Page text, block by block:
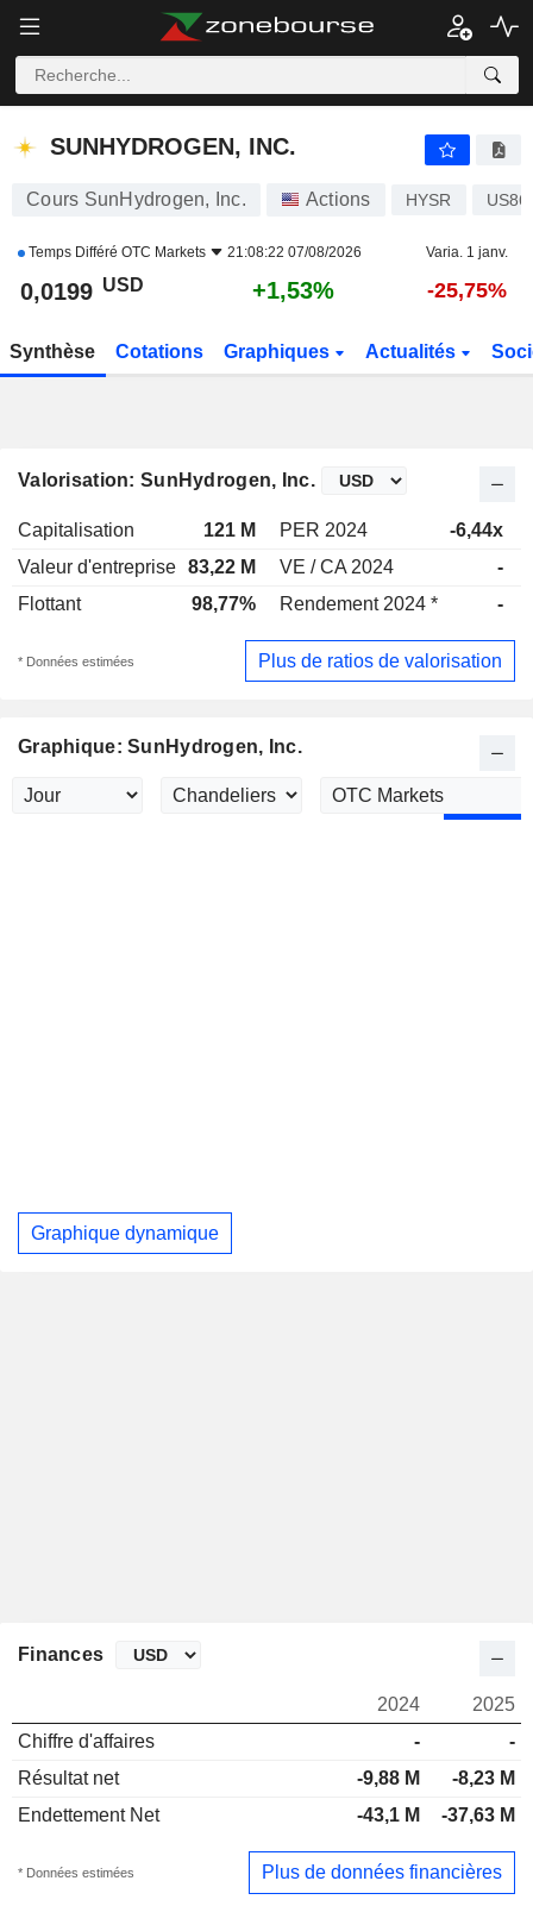
SUNHYDROGEN, INC.
SUNHYDROGEN, INC.
Cours SunHydrogen, Inc. Actions HYSR
Temps Différé OTC Markets 21:08:22 07/08/2026 Varia. 1 janv.
0,0199 USD +1,53% -25,75%
Synthèse Cotations Graphiques Actualités
Valorisation: SunHydrogen, Inc.
Capitalisation 121 M PER 2024 -6,44x
Valeur d'entreprise 83,22 M VE / CA 2024 -
Flottant
98,77% Rendement 2024 * -
* Données estimées Plus de ratios de valorisation
Graphique: SunHydrogen, Inc.
Graphique dynamique
Finances
2024
2025
Chiffre d'affaires
-
-
Résultat net
-9,88 M
-8,23 M
Endettement Net
-43,1 M -37,63 M
* Données estimées Plus de données financières